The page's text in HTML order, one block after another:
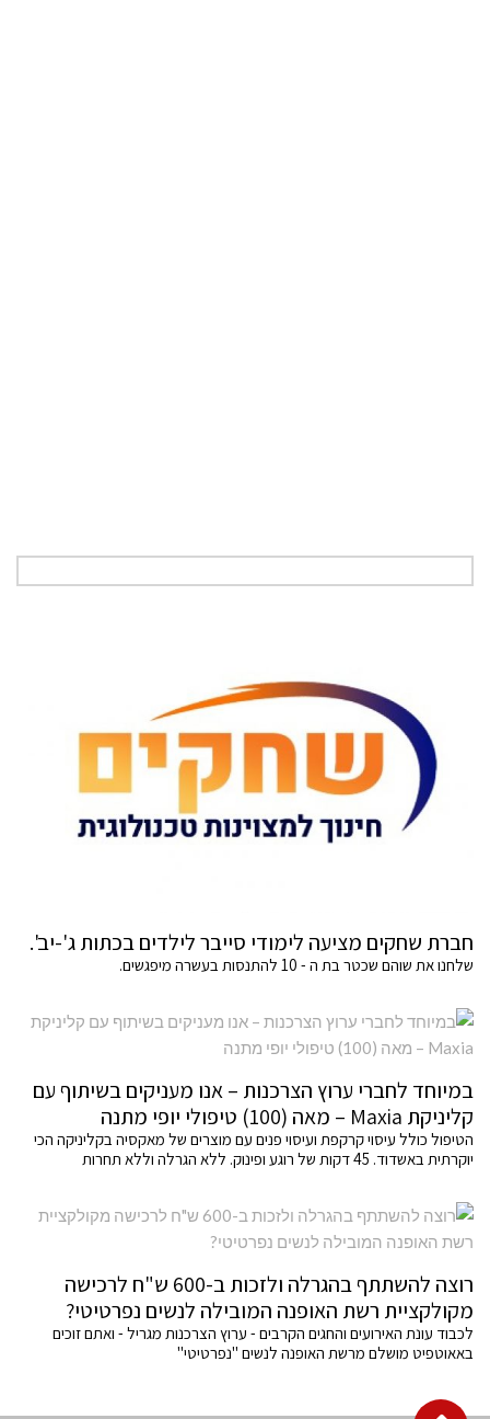
חברת שחקים מציעה לימודי סייבר לילדים בכתות ג'-יב'.
שלחנו את שוהם שכטר בת ה - 10 להתנסות בעשרה מיפגשים.
במיוחד לחברי ערוץ הצרכנות – אנו מעניקים בשיתוף עם
קליניקת Maxia – מאה (100) טיפולי יופי מתנה
הטיפול כולל עיסוי קרקפת ועיסוי פנים עם מוצרים של מאקסיה בקליניקה הכי
יוקרתית באשדוד. 45 דקות של רוגע ופינוק. ללא הגרלה וללא תחרות
רוצה להשתתף בהגרלה ולזכות ב-600 ש"ח לרכישה
מקולקציית רשת האופנה המובילה לנשים נפרטיטי?
לכבוד עונת האירועים והחגים הקרבים - ערוץ הצרכנות מגריל - ואתם זוכים
באאוטפיט מושלם מרשת האופנה לנשים "נפרטיטי"